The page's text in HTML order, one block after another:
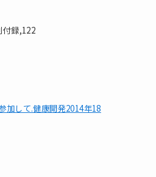
録,122
加して.健康開発2014年18